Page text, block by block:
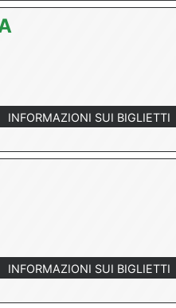
INFORMAZIONI SUI BIGLIETTI
INFORMAZIONI SUI BIGLIETTI